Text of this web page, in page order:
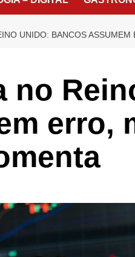
UNIDO: BANCOS
no
erro,